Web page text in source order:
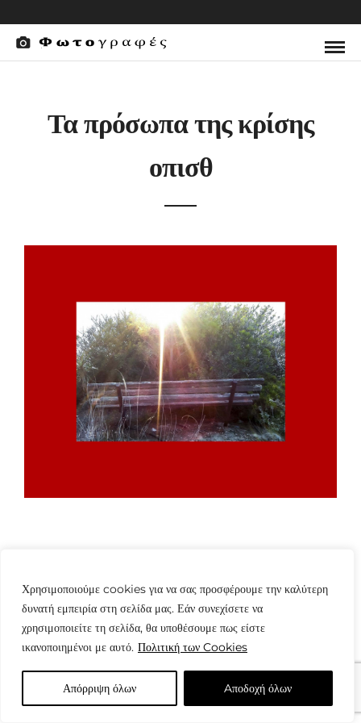
Χρησιμοποιούμε cookies για να σας προσφέρουμε την καλύτερη
δυνατή εμπειρία στη σελίδα μας. Εάν συνεχίσετε να
χρησιμοποιείτε τη σελίδα, θα υποθέσουμε πως είστε
ικανοποιημένοι με αυτό. Πολιτική των Cookies
Απόρριψη όλων Aποδοχή όλων
Τα πρόσωπα της κρίσης
οπισθ
© Copyright: www.fotografes.gr - Δαμιανός Μωραΐτης